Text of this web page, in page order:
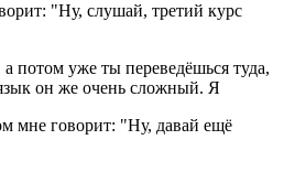
"Ну, слушай, третий курс
а потом уже ты переведёшься туда,
он же очень сложный. Я
мне говорит: "Ну, давай ещё